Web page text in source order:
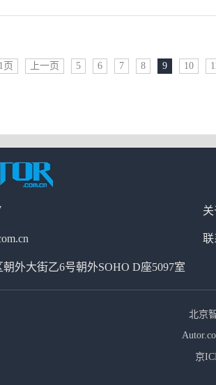
页 上一页 5 6 7 8 9 10
外大街乙6号朝外SOHO D座5097室
联
北京
京